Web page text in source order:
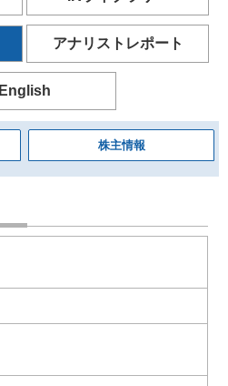
アナリストレポート
English
株主情報